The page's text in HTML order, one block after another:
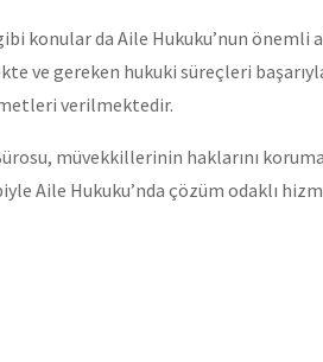
konular da Aile Hukuku’nun önemli
ve gereken hukuki süreçleri
verilmektedir.
müvekkillerinin haklarını
Aile Hukuku’nda çözüm odaklı